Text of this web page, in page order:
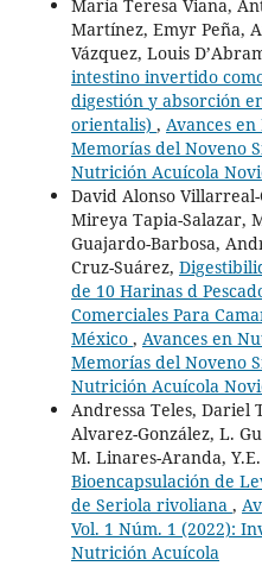
María Teresa Viana,
Martínez, Emyr Peña,
Vázquez, Louis
intestino invertido
digestión y absorción
orientalis) , Avances
Memorías del Noveno
Nutrición Acuícola
David Alonso
Mireya Tapia-Salazar,
Guajardo-Barbosa,
Cruz-Suárez,
de 10 Harinas d
Comerciales Para
México , Avances en
Memorías del Noveno
Nutrición Acuícola
Andressa Teles, Dariel
Alvarez-González, L.
M. Linares-Aranda,
Bioencapsulación de
de Seriola rivoliana ,
Vol. 1 Núm. 1 (2022):
Nutrición Acuícola